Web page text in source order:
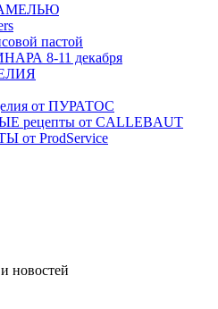
пастой
8-11 декабря
от ПУРАТОС
рецепты от CALLEBAUT
от ProdService
новостей